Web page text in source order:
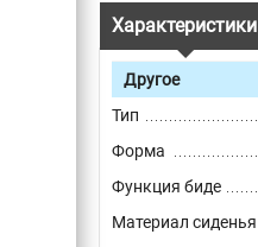
Характеристики
Другое
Тип
Форма
Функция биде
Материал сиденья